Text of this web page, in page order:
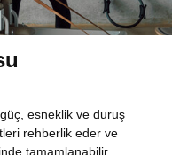
esneklik ve duruş
rehberlik eder ve
tamamlanabilir.